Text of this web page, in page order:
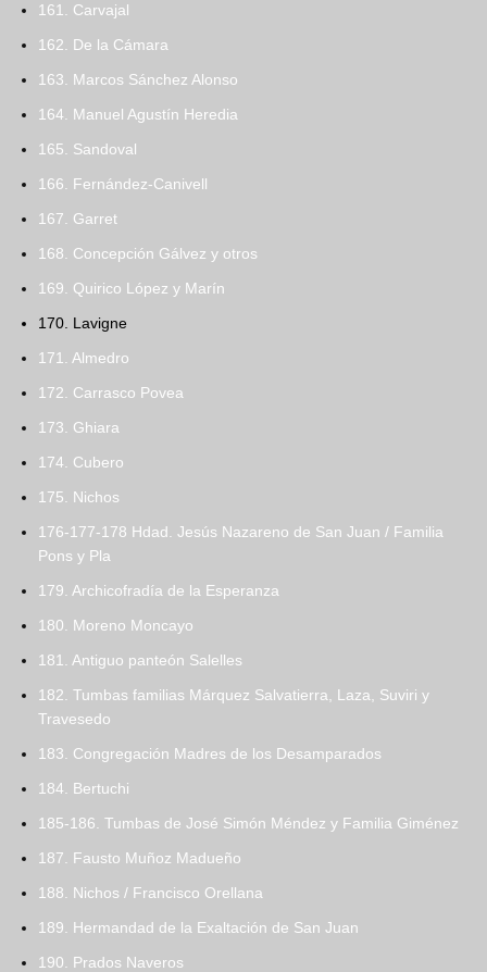
161. Carvajal
162. De la Cámara
163. Marcos Sánchez Alonso
164. Manuel Agustín Heredia
165. Sandoval
166. Fernández-Canivell
167. Garret
168. Concepción Gálvez y otros
169. Quirico López y Marín
170. Lavigne
171. Almedro
172. Carrasco Povea
173. Ghiara
174. Cubero
175. Nichos
176-177-178 Hdad. Jesús Nazareno de San Juan / Familia
Pons y Pla
179. Archicofradía de la Esperanza
180. Moreno Moncayo
181. Antiguo panteón Salelles
182. Tumbas familias Márquez Salvatierra, Laza, Suviri y
Travesedo
183. Congregación Madres de los Desamparados
184. Bertuchi
185-186. Tumbas de José Simón Méndez y Familia Giménez
187. Fausto Muñoz Madueño
188. Nichos / Francisco Orellana
189. Hermandad de la Exaltación de San Juan
190. Prados Naveros